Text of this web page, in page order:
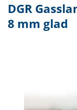
DGR
8 mm glad